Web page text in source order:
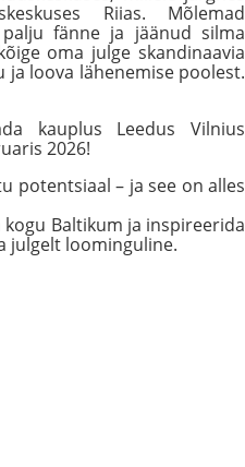
Riias. Mõlemad
fänne ja jäänud silma
oma julge skandinaavia
ja loova lähenemise poolest.
kauplus Leedus Vilnius
2026!
potentsiaal – ja see on alles
kogu Baltikum ja inspireerida
julgelt loominguline.